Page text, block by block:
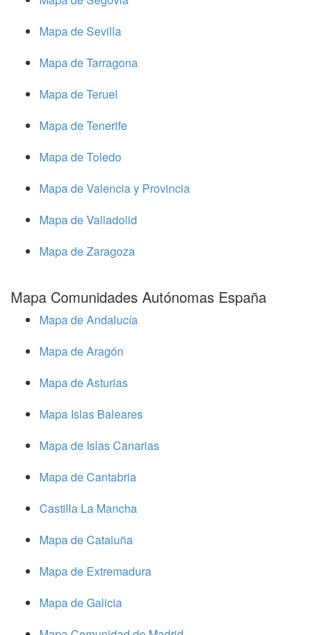
Mapa de Sevilla
Mapa de Tarragona
Mapa de Teruel
Mapa de Tenerife
Mapa de Toledo
Mapa de Valencia y Provincia
Mapa de Valladolid
Mapa de Zaragoza
Mapa Comunidades Autónomas España
Mapa de Andalucía
Mapa de Aragón
Mapa de Asturias
Mapa Islas Baleares
Mapa de Islas Canarias
Mapa de Cantabria
Castilla La Mancha
Mapa de Cataluña
Mapa de Extremadura
Mapa de Galicia